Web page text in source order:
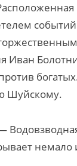
Иван
Шуйскому.